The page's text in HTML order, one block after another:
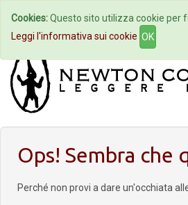
Home Autori
Ops! Sembra che
Perché non provi a dare un'occhiata
Cookies:Questo sito utilizza cookie per
Leggi l'informativa sui cookie OK